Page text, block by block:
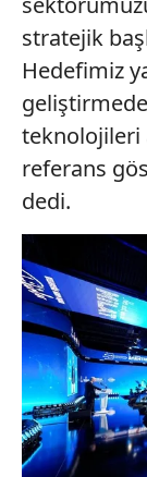
stratejik
Hedefimiz
teknolojileri
referans
dedi.